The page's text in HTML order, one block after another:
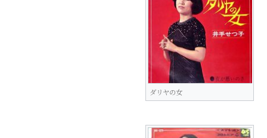
ダリヤの女